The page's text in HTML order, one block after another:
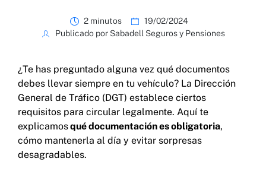
2 minutos
19/02/2024
Publicado por Sabadell Seguros y Pensiones
¿Te has preguntado alguna vez qué documentos
debes llevar siempre en tu vehículo? La Dirección
General de Tráfico (DGT) establece ciertos
requisitos para circular legalmente. Aquí te
explicamosqué documentación es obligatoria,
cómo mantenerla al día y evitar sorpresas
desagradables.